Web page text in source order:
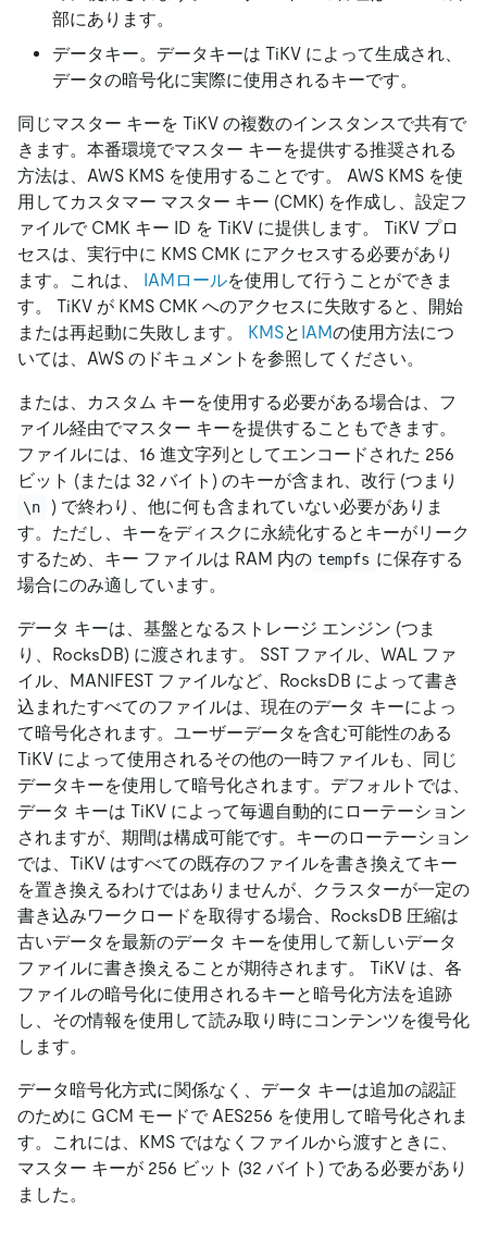
部にあります。
データキー。データキーは TiKV によって生成され、
データの暗号化に実際に使用されるキーです。
同じマスター キーを TiKV の複数のインスタンスで共有で
きます。本番環境でマスター キーを提供する推奨される
方法は、AWS KMS を使用することです。 AWS KMS を使
用してカスタマー マスター キー (CMK) を作成し、設定フ
ァイルで CMK キー ID を TiKV に提供します。 TiKV プロ
セスは、実行中に KMS CMK にアクセスする必要があり
ます。これは、 IAMロールを使用して行うことができま
す。 TiKV が KMS CMK へのアクセスに失敗すると、開始
または再起動に失敗します。 KMSと IAMの使用方法につ
いては、AWS のドキュメントを参照してください。
または、カスタム キーを使用する必要がある場合は、フ
ァイル経由でマスター キーを提供することもできます。
ファイルには、16 進文字列としてエンコードされた 256
ビット (または 32 バイト) のキーが含まれ、改行 (つまり
\n
) で終わり、他に何も含まれていない必要がありま
す。ただし、キーをディスクに永続化するとキーがリーク
するため、キー ファイルは RAM 内の tempfs に保存する
場合にのみ適しています。
データ キーは、基盤となるストレージ エンジン (つま
り、RocksDB) に渡されます。 SST ファイル、WAL ファ
イル、MANIFEST ファイルなど、RocksDB によって書き
込まれたすべてのファイルは、現在のデータ キーによっ
て暗号化されます。ユーザーデータを含む可能性のある
TiKV によって使用されるその他の一時ファイルも、同じ
データキーを使用して暗号化されます。デフォルトでは、
データ キーは TiKV によって毎週自動的にローテーション
されますが、期間は構成可能です。キーのローテーション
では、TiKV はすべての既存のファイルを書き換えてキー
を置き換えるわけではありませんが、クラスターが一定の
書き込みワークロードを取得する場合、RocksDB 圧縮は
古いデータを最新のデータ キーを使用して新しいデータ
ファイルに書き換えることが期待されます。 TiKV は、各
ファイルの暗号化に使用されるキーと暗号化方法を追跡
し、その情報を使用して読み取り時にコンテンツを復号化
します。
データ暗号化方式に関係なく、データ キーは追加の認証
のために GCM モードで AES256 を使用して暗号化されま
す。これには、KMS ではなくファイルから渡すときに、
マスター キーが 256 ビット (32 バイト) である必要があり
ました。